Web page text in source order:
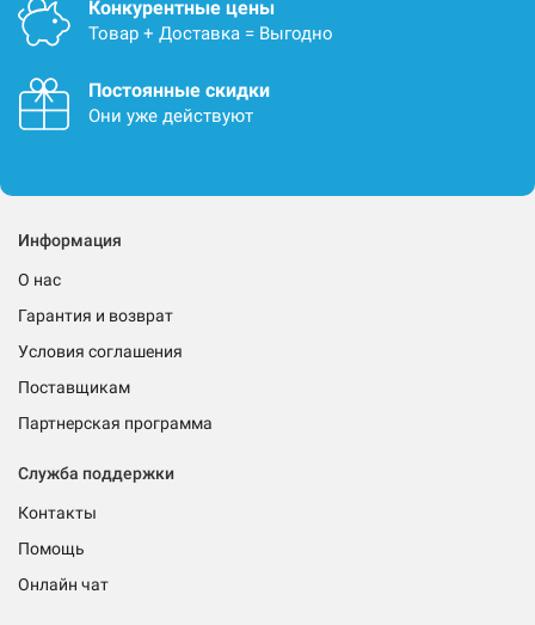
Конкурентные цены
Товар + Доставка = Выгодно
Постоянные скидки
Они уже действуют
Информация
О нас
Гарантия и возврат
Условия соглашения
Поставщикам
Партнерская программа
Служба поддержки
Контакты
Помощь
Онлайн чат